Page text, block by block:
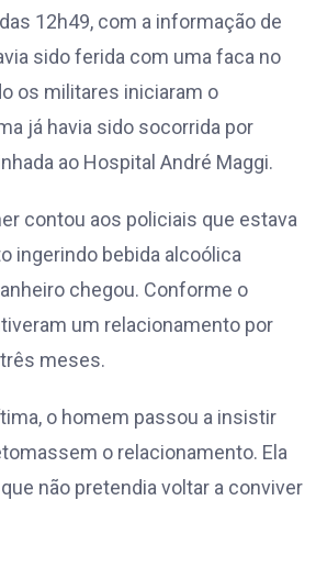
12h49, com a informação de
sido ferida com uma faca no
os militares iniciaram o
já havia sido socorrida por
ao Hospital André Maggi.
contou aos policiais que estava
ingerindo bebida alcoólica
chegou. Conforme o
um relacionamento por
meses.
o homem passou a insistir
o relacionamento. Ela
não pretendia voltar a conviver